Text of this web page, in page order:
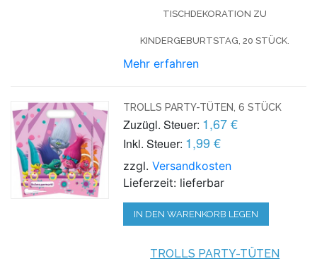
TISCHDEKORATION ZU
KINDERGEBURTSTAG, 20 STÜCK.
Mehr erfahren
TROLLS PARTY-TÜTEN, 6 STÜCK
Zuzügl. Steuer: 1,67 €
Inkl. Steuer: 1,99 €
zzgl.Versandkosten
Lieferzeit: lieferbar
IN DEN WARENKORB LEGEN
TROLLS PARTY-TÜTEN